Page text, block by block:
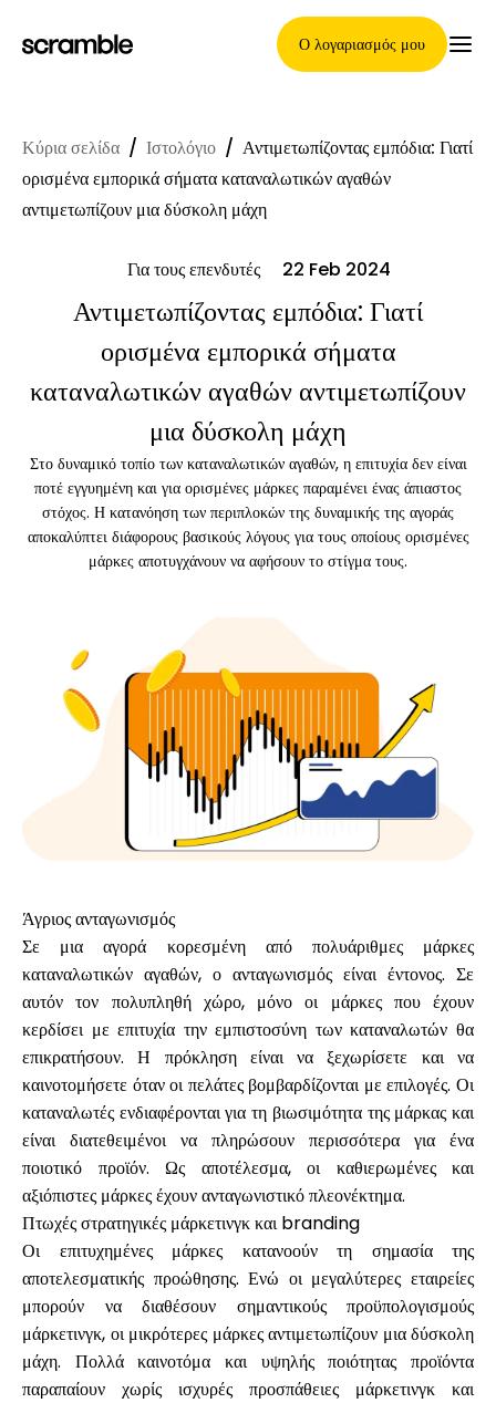
Ο λογαριασμός μου
Κύρια Σελίδα
Όροι ανάθεσης απαιτήσεων
Γκαλερί μαρκών
Επιλογή μάρκας
Υπολογιστές
Ιστορικό γύρων
Ιστολόγιο
Βοήθεια
Ο λογαριασμός μου
Λάβετε χρηματοδότηση
ask@scrambleup.com
+372 712 2955
Κύρια σελίδα / Ιστολόγιο / Αντιμετωπίζοντας εμπόδια: Γιατί
ορισμένα εμπορικά σήματα καταναλωτικών αγαθών
αντιμετωπίζουν μια δύσκολη μάχη
Για τους επενδυτές 22 Feb 2024
Αντιμετωπίζοντας εμπόδια: Γιατί
ορισμένα εμπορικά σήματα
καταναλωτικών αγαθών αντιμετωπίζουν
μια δύσκολη μάχη
Στο δυναμικό τοπίο των καταναλωτικών αγαθών, η επιτυχία δεν είναι
ποτέ εγγυημένη και για ορισμένες μάρκες παραμένει ένας άπιαστος
στόχος. Η κατανόηση των περιπλοκών της δυναμικής της αγοράς
αποκαλύπτει διάφορους βασικούς λόγους για τους οποίους ορισμένες
μάρκες αποτυγχάνουν να αφήσουν το στίγμα τους.
Άγριος ανταγωνισμός
Σε μια αγορά κορεσμένη από πολυάριθμες μάρκες
καταναλωτικών αγαθών, ο ανταγωνισμός είναι έντονος. Σε
αυτόν τον πολυπληθή χώρο, μόνο οι μάρκες που έχουν
κερδίσει με επιτυχία την εμπιστοσύνη των καταναλωτών θα
επικρατήσουν. Η πρόκληση είναι να ξεχωρίσετε και να
καινοτομήσετε όταν οι πελάτες βομβαρδίζονται με επιλογές. Οι
καταναλωτές ενδιαφέρονται για τη βιωσιμότητα της μάρκας και
είναι διατεθειμένοι να πληρώσουν περισσότερα για ένα
ποιοτικό προϊόν. Ως αποτέλεσμα, οι καθιερωμένες και
αξιόπιστες μάρκες έχουν ανταγωνιστικό πλεονέκτημα.
Πτωχές στρατηγικές μάρκετινγκ και branding
Οι επιτυχημένες μάρκες κατανοούν τη σημασία της
αποτελεσματικής προώθησης. Ενώ οι μεγαλύτερες εταιρείες
μπορούν να διαθέσουν σημαντικούς προϋπολογισμούς
μάρκετινγκ, οι μικρότερες μάρκες αντιμετωπίζουν μια δύσκολη
μάχη. Πολλά καινοτόμα και υψηλής ποιότητας προϊόντα
παραπαίουν χωρίς ισχυρές προσπάθειες μάρκετινγκ και